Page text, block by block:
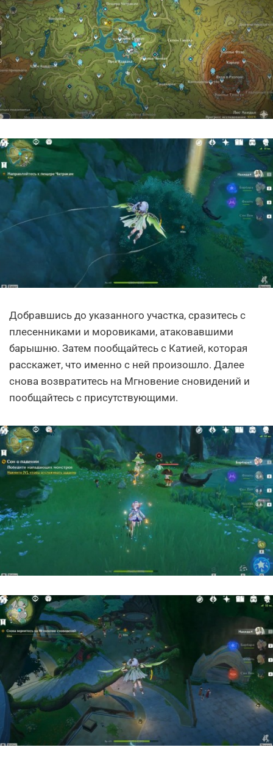
Добравшись до указанного участка, сразитесь с
плесенниками и моровиками, атаковавшими
барышню. Затем пообщайтесь с Катией, которая
расскажет, что именно с ней произошло. Далее
снова возвратитесь на Мгновение сновидений и
пообщайтесь с присутствующими.